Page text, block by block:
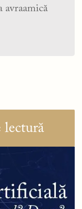
avraamică
lectură